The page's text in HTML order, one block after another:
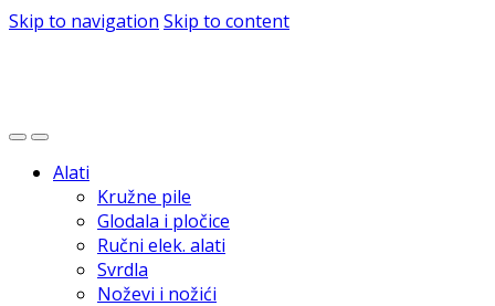
Skip to navigation Skip to content
Alati
Kružne pile
Glodala i pločice
Ručni elek. alati
Svrdla
Noževi i nožići